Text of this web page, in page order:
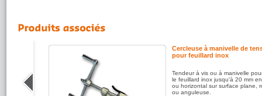
tension
de large
Cercleuse à manivelle de
pour feuillard inox
Tendeur à vis ou à manivelle
le feuillard inox jusqu'à 20 mm
ou horizontal sur surface plane,
ou anguleuse.